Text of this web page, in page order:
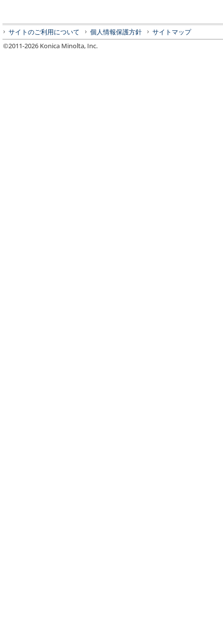
サイトのご利用について 個人情報保護方針
サイトマップ
©2011-2026 Konica Minolta, Inc.